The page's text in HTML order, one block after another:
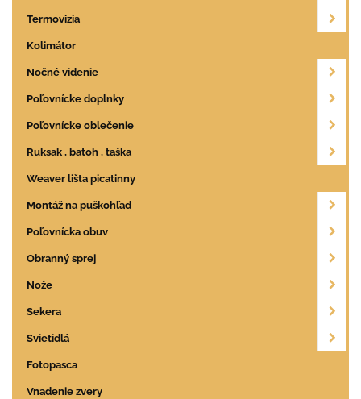
Termovizia
Kolimátor
Nočné videnie
Poľovnícke doplnky
Poľovnícke oblečenie
Ruksak , batoh , taška
Weaver lišta picatinny
Montáž na puškohľad
Poľovnícka obuv
Obranný sprej
Nože
Sekera
Svietidlá
Fotopasca
Vnadenie zvery